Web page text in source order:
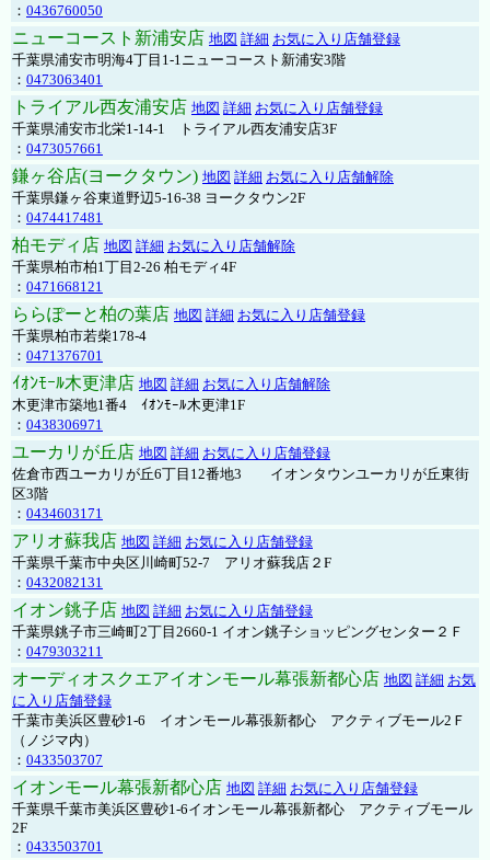
： 0436760050
ニューコースト新浦安店 地図 詳細 お気に入り店舗登録
千葉県浦安市明海4丁目1-1ニューコースト新浦安3階
： 0473063401
トライアル西友浦安店 地図 詳細 お気に入り店舗登録
千葉県浦安市北栄1-14-1 トライアル西友浦安店3F
： 0473057661
鎌ヶ谷店(ヨークタウン) 地図 詳細 お気に入り店舗解除
千葉県鎌ヶ谷東道野辺5-16-38 ヨークタウン2F
： 0474417481
柏モディ店 地図 詳細 お気に入り店舗解除
千葉県柏市柏1丁目2-26 柏モディ4F
： 0471668121
ららぽーと柏の葉店 地図 詳細 お気に入り店舗登録
千葉県柏市若柴178-4
： 0471376701
ｲｵﾝﾓｰﾙ木更津店 地図 詳細 お気に入り店舗解除
木更津市築地1番4 ｲｵﾝﾓｰﾙ木更津1F
： 0438306971
ユーカリが丘店 地図 詳細 お気に入り店舗登録
佐倉市西ユーカリが丘6丁目12番地3 イオンタウンユーカリが丘東街
区3階
： 0434603171
アリオ蘇我店 地図 詳細 お気に入り店舗登録
千葉県千葉市中央区川崎町52-7 アリオ蘇我店２F
： 0432082131
イオン銚子店 地図 詳細 お気に入り店舗登録
千葉県銚子市三崎町2丁目2660-1 イオン銚子ショッピングセンター２Ｆ
： 0479303211
オーディオスクエアイオンモール幕張新都心店 地図 詳細 お気
に入り店舗登録
千葉市美浜区豊砂1-6 イオンモール幕張新都心 アクティブモール2Ｆ
（ノジマ内）
： 0433503707
イオンモール幕張新都心店 地図 詳細 お気に入り店舗登録
千葉県千葉市美浜区豊砂1-6イオンモール幕張新都心 アクティブモール
2F
： 0433503701